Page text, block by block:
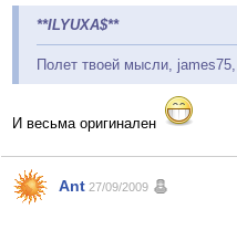
**ILYUXA$**
Полет твоей мысли,
И весьма оригинален
Ant 27/09/2009